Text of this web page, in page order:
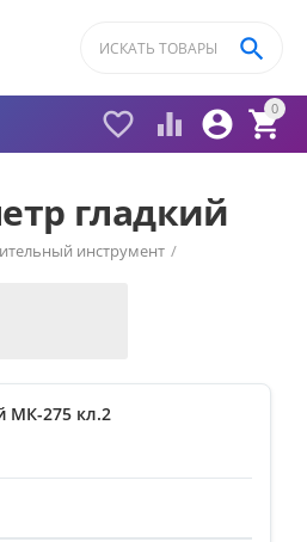
0


 

гладкий
инструмент /
МК-275 кл.2